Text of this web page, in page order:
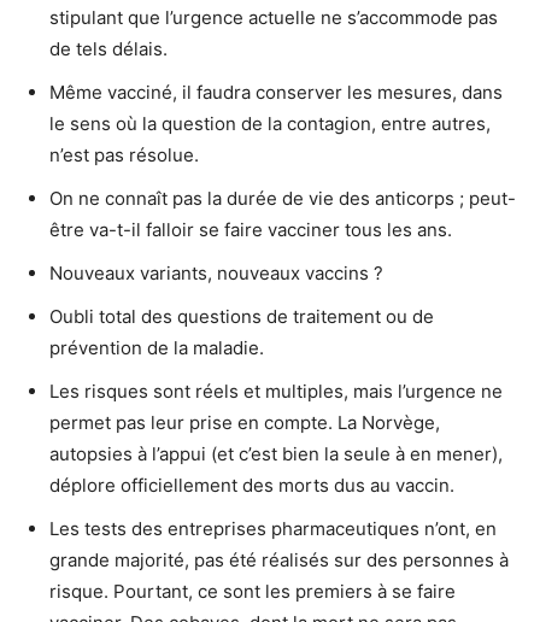
stipulant que l’urgence actuelle ne s’accommode pas
de tels délais.
Même vacciné, il faudra conserver les mesures, dans
le sens où la question de la contagion, entre autres,
n’est pas résolue.
On ne connaît pas la durée de vie des anticorps ; peut-
être va-t-il falloir se faire vacciner tous les ans.
Nouveaux variants, nouveaux vaccins ?
Oubli total des questions de traitement ou de
prévention de la maladie.
Les risques sont réels et multiples, mais l’urgence ne
permet pas leur prise en compte. La Norvège,
autopsies à l’appui (et c’est bien la seule à en mener),
déplore officiellement des morts dus au vaccin.
Les tests des entreprises pharmaceutiques n’ont, en
grande majorité, pas été réalisés sur des personnes à
risque. Pourtant, ce sont les premiers à se faire